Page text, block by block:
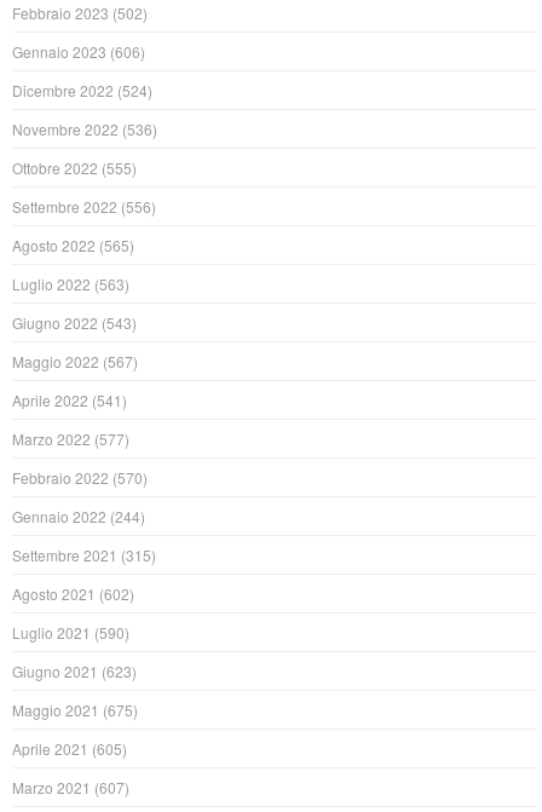
Febbraio 2023 (502)
Gennaio 2023 (606)
Dicembre 2022 (524)
Novembre 2022 (536)
Ottobre 2022 (555)
Settembre 2022 (556)
Agosto 2022 (565)
Luglio 2022 (563)
Giugno 2022 (543)
Maggio 2022 (567)
Aprile 2022 (541)
Marzo 2022 (577)
Febbraio 2022 (570)
Gennaio 2022 (244)
Settembre 2021 (315)
Agosto 2021 (602)
Luglio 2021 (590)
Giugno 2021 (623)
Maggio 2021 (675)
Aprile 2021 (605)
Marzo 2021 (607)